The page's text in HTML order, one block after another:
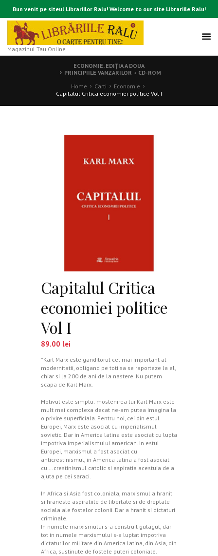
Bun venit pe siteul Librariilor Ralu! Welcome to our site Librariile Ralu!
Magazinul Tau Online
ECONOMIE, EDIȚIA A DOUA
PRINCIPIILE VANZARILOR + CD-ROM
Home
Carti
Economie
Capitalul Critica economiei politice Vol I
Capitalul Critica
economiei politice
Vol I
89.00 lei
”Karl Marx este ganditorul cel mai important al
modernitatii, obligand pe toti sa se raporteze la el,
chiar si la 200 de ani de la nastere. Nu putem
scapa de Karl Marx.
Motivul este simplu: mostenirea lui Karl Marx este
mult mai complexa decat ne-am putea imagina la
o privire superficiala. Pentru noi, cei din estul
Europei, Marx este asociat cu imperialismul
sovietic. Dar in America latina este asociat cu lupta
impotriva imperialismului american. In estul
Europei, marxismul a fost asociat cu
anticrestinismul, in America latina a fost asociat
cu….crestinismul catolic si aspiratia acestuia de a
ajuta pe cei saraci.
In Africa si Asia fost coloniala, marxismul a hranit
si hraneste aspiratiile de libertate si de dreptate
sociala ale fostelor colonii. Dar a hranit si dictaturi
criminale.
In numele marxismului s-a construit gulagul, dar
tot in numele marxismului s-a luptat impotriva
dictaturilor militare din America latina, din Asia, din
Africa, sustinute de fostele puteri coloniale.